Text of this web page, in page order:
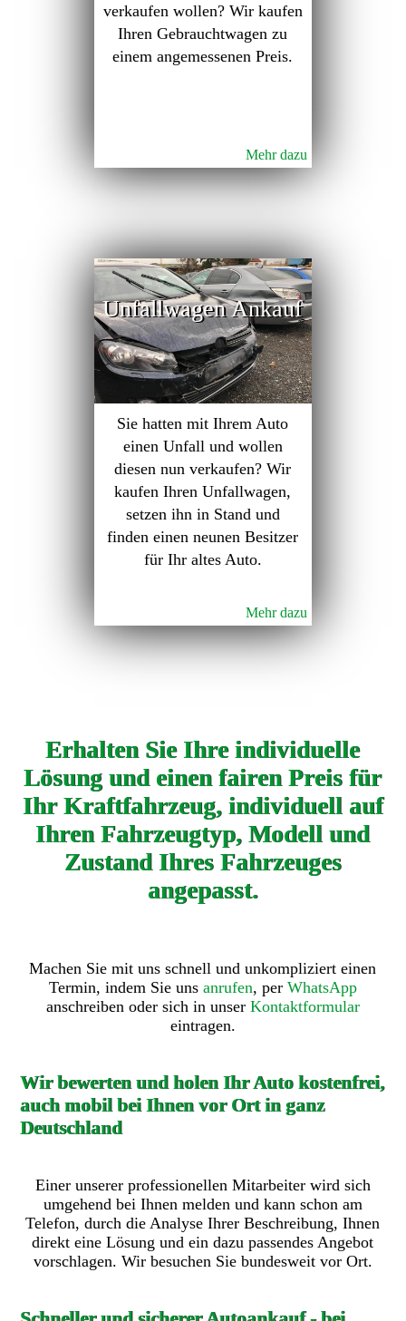
verkaufen wollen? Wir kaufen
Ihren Gebrauchtwagen zu
einem angemessenen Preis.
Mehr dazu
Unfallwagen Ankauf
Sie hatten mit Ihrem Auto
einen Unfall und wollen
diesen nun verkaufen? Wir
kaufen Ihren Unfallwagen,
setzen ihn in Stand und
finden einen neunen Besitzer
für Ihr altes Auto.
Mehr dazu
Erhalten Sie Ihre individuelle
Lösung und einen fairen Preis für
Ihr Kraftfahrzeug, individuell auf
Ihren Fahrzeugtyp, Modell und
Zustand Ihres Fahrzeuges
angepasst.
Machen Sie mit uns schnell und unkompliziert einen
Termin, indem Sie uns anrufen, per WhatsApp
anschreiben oder sich in unser Kontaktformular
eintragen.
Wir bewerten und holen Ihr Auto kostenfrei,
auch mobil bei Ihnen vor Ort in ganz
Deutschland
Einer unserer professionellen Mitarbeiter wird sich
umgehend bei Ihnen melden und kann schon am
Telefon, durch die Analyse Ihrer Beschreibung, Ihnen
direkt eine Lösung und ein dazu passendes Angebot
vorschlagen. Wir besuchen Sie bundesweit vor Ort.